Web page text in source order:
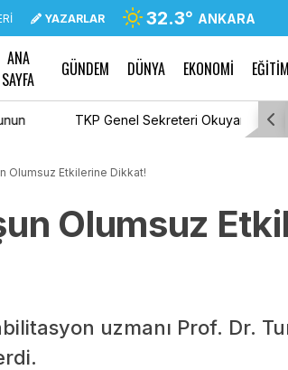
YAZARLAR 32.3° ANKARA
ANA
SAYFA
GÜNDEM DÜNYA EKONOMİ EĞİTİM
“Zincirlerini kırması gereken işçi
Olumsuz Etkilerine Dikkat!
Olumsuz
uzmanı Prof. Dr.